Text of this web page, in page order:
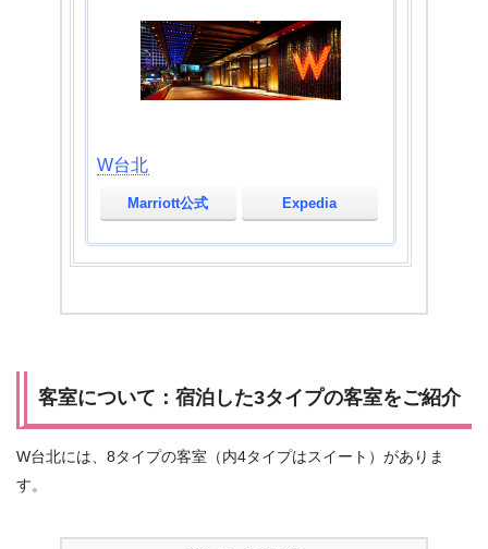
W台北
Marriott公式 Expedia
客室について：宿泊した3タイプの客室をご紹介
W台北には、8タイプの客室（内4タイプはスイート）がありま
す。